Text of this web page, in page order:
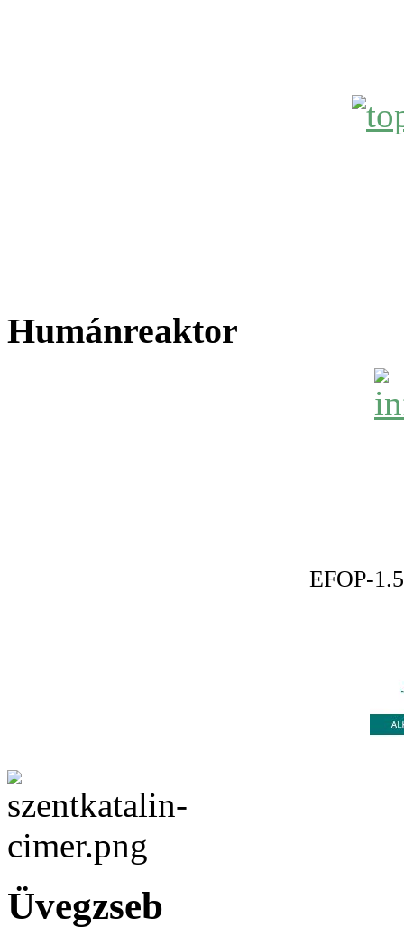
Humánreaktor
EFOP-
Üvegzseb